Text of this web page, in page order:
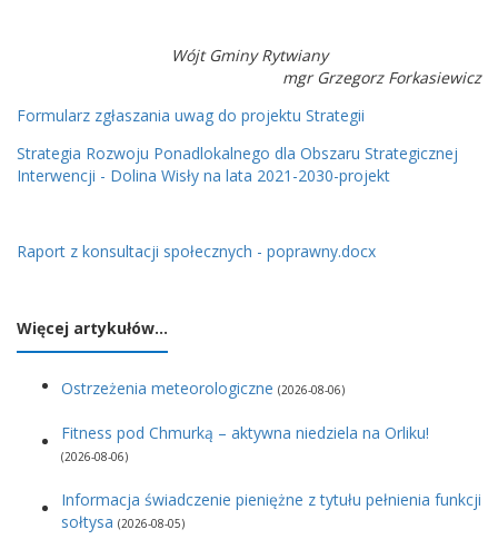
Wójt Gminy Rytwiany
mgr Grzegorz Forkasiewicz
Formularz zgłaszania uwag do projektu Strategii
Strategia Rozwoju Ponadlokalnego dla Obszaru Strategicznej
Interwencji - Dolina Wisły na lata 2021-2030-projekt
Raport z konsultacji społecznych - poprawny.docx
Więcej artykułów…
Ostrzeżenia meteorologiczne (2026-08-06)
Fitness pod Chmurką – aktywna niedziela na Orliku!
(2026-08-06)
Informacja świadczenie pieniężne z tytułu pełnienia funkcji
sołtysa (2026-08-05)